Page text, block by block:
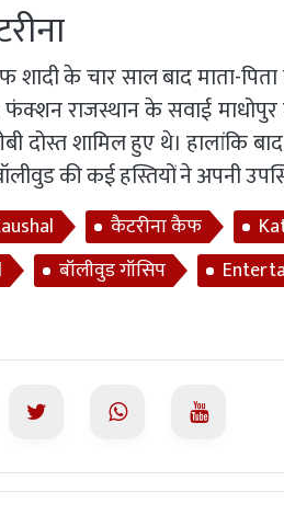
के चार साल बाद माता-पिता
राजस्थान के सवाई
दोस्त शामिल हुए थे। हालांकि
की कई हस्तियों ने अपनी
कैटरीना कैफ
बॉलीवुड गॉसिप